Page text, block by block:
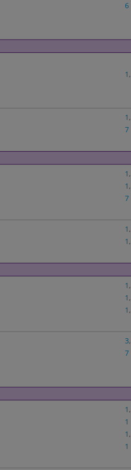
6
1 ,
1 ,
7
1 ,
1 ,
7
1 ,
1 ,
1 ,
1 ,
1 ,
3,
7
1 ,
1
1 ,
1